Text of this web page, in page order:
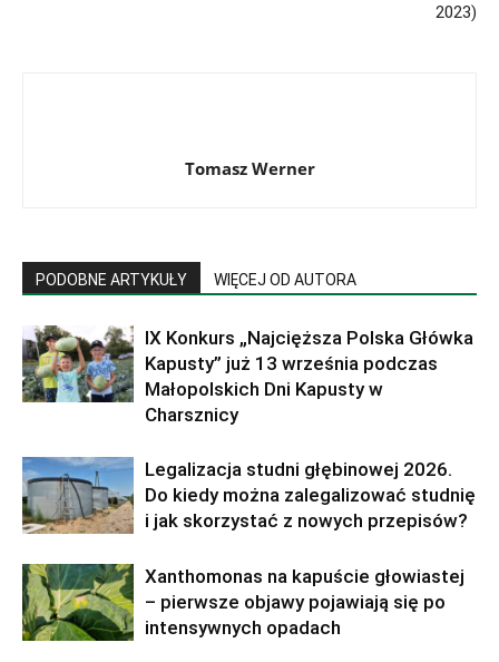
2023)
Tomasz Werner
PODOBNE ARTYKUŁY WIĘCEJ OD AUTORA
IX Konkurs „Najcięższa Polska Główka
Kapusty” już 13 września podczas
Małopolskich Dni Kapusty w
Charsznicy
Legalizacja studni głębinowej 2026.
Do kiedy można zalegalizować studnię
i jak skorzystać z nowych przepisów?
Xanthomonas na kapuście głowiastej
– pierwsze objawy pojawiają się po
intensywnych opadach